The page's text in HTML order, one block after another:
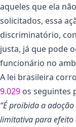
aqueles que ela
solicitados, essa
discriminatório,
justa, já que pode
funcionário no
A lei brasileira
9.029 os seguintes
“É proibida a
limitativa para efeito